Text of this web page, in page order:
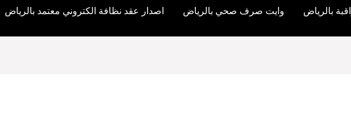
بالرياض
وايت صرف صحي بالرياض اصدار عقد نظافة الكتروني معتمد بالرياض